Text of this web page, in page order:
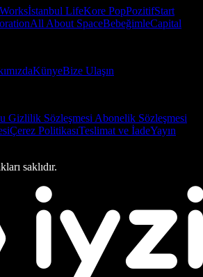
İstanbul LifeKore PopPozitifStart
All About SpaceBebeğimleCapital
KünyeBize Ulaşın
Gizlilik Sözleşmesi Abonelik Sözleşmesi
Çerez PolitikasıTeslimat ve İadeYayın
saklıdır.